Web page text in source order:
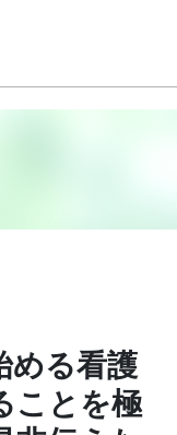
める看護
ことを極